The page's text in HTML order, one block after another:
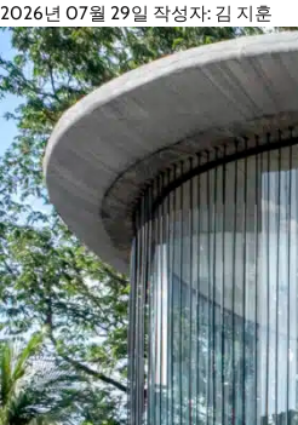
2026년 07월 29일 작성자: 김 지훈